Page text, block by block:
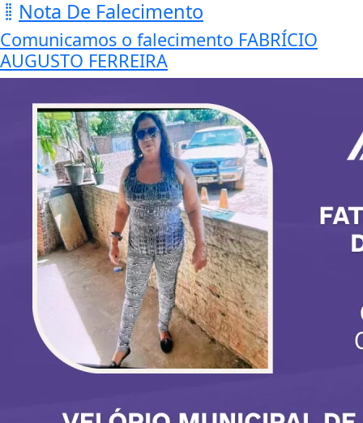
Nota De Falecimento
Comunicamos o falecimento FABRÍCIO
AUGUSTO FERREIRA